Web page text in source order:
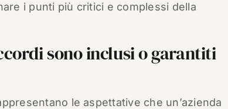
i punti più critici e complessi della
sono inclusi o garantiti
le aspettative che un’azienda